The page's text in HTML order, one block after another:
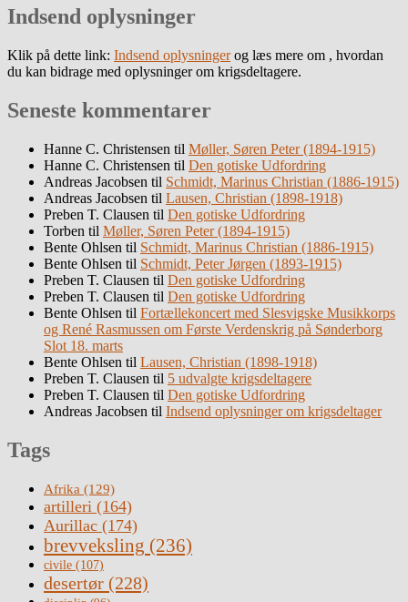
Indsend oplysninger
Klik på dette link: Indsend oplysningerog læs mere om , hvordan
du kan bidrage med oplysninger om krigsdeltagere.
Seneste kommentarer
Hanne C. Christensen til Møller, Søren Peter (1894-1915)
Hanne C. Christensen til Den gotiske Udfordring
Andreas Jacobsen til Schmidt, Marinus Christian (1886-1915)
Andreas Jacobsen til Lausen, Christian (1898-1918)
Preben T. Clausen til Den gotiske Udfordring
Torben til Møller, Søren Peter (1894-1915)
Bente Ohlsen til Schmidt, Marinus Christian (1886-1915)
Bente Ohlsen til Schmidt, Peter Jørgen (1893-1915)
Preben T. Clausen til Den gotiske Udfordring
Preben T. Clausen til Den gotiske Udfordring
Bente Ohlsen til Fortællekoncert med Slesvigske Musikkorps
og René Rasmussen om Første Verdenskrig på Sønderborg
Slot 18. marts
Bente Ohlsen til Lausen, Christian (1898-1918)
Preben T. Clausen til 5 udvalgte krigsdeltagere
Preben T. Clausen til Den gotiske Udfordring
Andreas Jacobsen til Indsend oplysninger om krigsdeltager
Tags
Afrika (129)
artilleri (164)
Aurillac (174)
brevveksling (236)
civile (107)
desertør (228)